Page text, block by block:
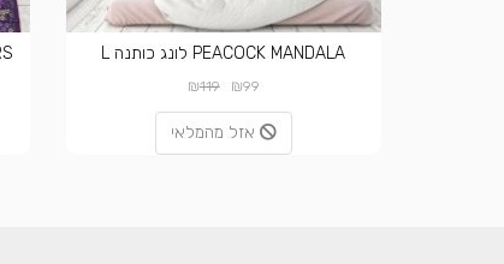
PEACOCK MANDALA לונג כותנה L
₪99
₪119
אזל מהמלאי